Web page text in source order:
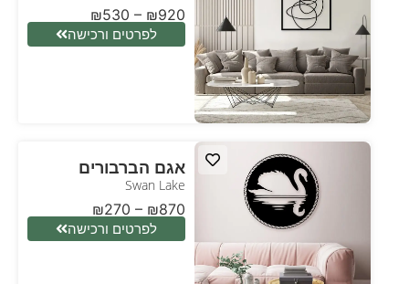
₪530 – ₪920
לפרטים ורכישה
אגם הברבורים
Swan Lake
₪270 – ₪870
לפרטים ורכישה